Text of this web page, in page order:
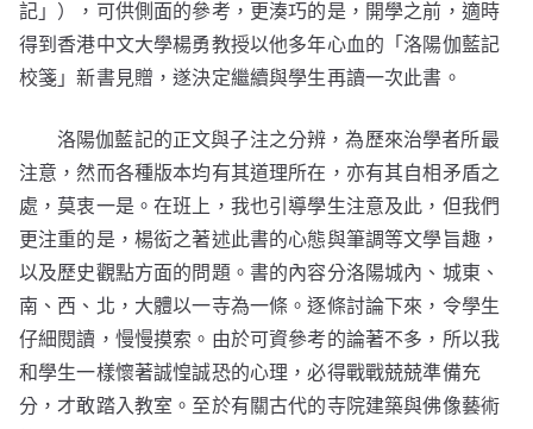
記」），可供側面的參考，更湊巧的是，開學之前，適時
得到香港中文大學楊勇教授以他多年心血的「洛陽伽藍記
校箋」新書見贈，遂決定繼續與學生再讀一次此書。
洛陽伽藍記的正文與子注之分辨，為歷來治學者所最
注意，然而各種版本均有其道理所在，亦有其自相矛盾之
處，莫衷一是。在班上，我也引導學生注意及此，但我們
更注重的是，楊衒之著述此書的心態與筆調等文學旨趣，
以及歷史觀點方面的問題。書的內容分洛陽城內、城東、
南、西、北，大體以一寺為一條。逐條討論下來，令學生
仔細閱讀，慢慢摸索。由於可資參考的論著不多，所以我
和學生一樣懷著誠惶誠恐的心理，必得戰戰兢兢準備充
分，才敢踏入教室。至於有關古代的寺院建築與佛像藝術